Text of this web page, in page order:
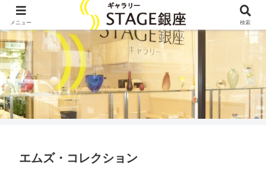
エムズ・コレクション
メニュー 検索